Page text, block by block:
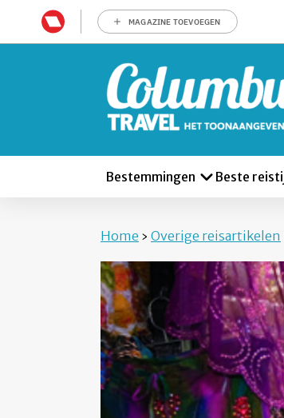
MAGAZINE TOEVOEGEN
Bestemmingen Beste
Home › Overige reisartikelen